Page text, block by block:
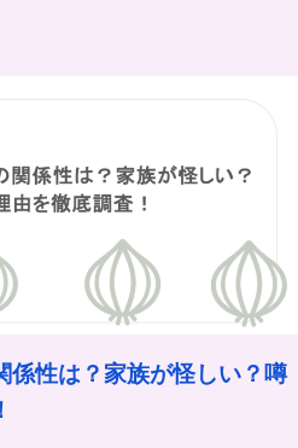
係性は？家族が怪しい？噂